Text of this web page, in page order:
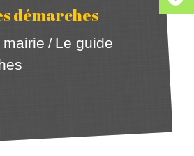
démarches
mairie / Le guide